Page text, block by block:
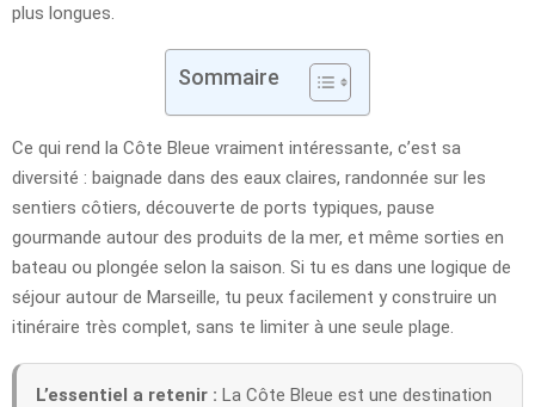
plus longues.
Sommaire
Ce qui rend la Côte Bleue vraiment intéressante, c’est sa
diversité : baignade dans des eaux claires, randonnée sur les
sentiers côtiers, découverte de ports typiques, pause
gourmande autour des produits de la mer, et même sorties en
bateau ou plongée selon la saison. Si tu es dans une logique de
séjour autour de Marseille, tu peux facilement y construire un
itinéraire très complet, sans te limiter à une seule plage.
L’essentiel a retenir : La Côte Bleue est une destination